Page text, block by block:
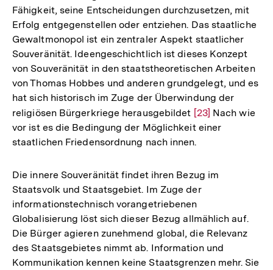
Fähigkeit, seine Entscheidungen durchzusetzen, mit
Erfolg entgegenstellen oder entziehen. Das staatliche
Gewaltmonopol ist ein zentraler Aspekt staatlicher
Souveränität. Ideengeschichtlich ist dieses Konzept
von Souveränität in den staatstheoretischen Arbeiten
von Thomas Hobbes und anderen grundgelegt, und es
hat sich historisch im Zuge der Überwindung der
religiösen Bürgerkriege herausgebildet Zur
Auflösung
der
[23] Nach wie
vor ist es die Bedingung der Möglichkeit einer
staatlichen Friedensordnung nach innen.
Die innere Souveränität findet ihren Bezug im
Staatsvolk und Staatsgebiet. Im Zuge der
informationstechnisch vorangetriebenen
Globalisierung löst sich dieser Bezug allmählich auf.
Die Bürger agieren zunehmend global, die Relevanz
des Staatsgebietes nimmt ab. Information und
Kommunikation kennen keine Staatsgrenzen mehr. Sie